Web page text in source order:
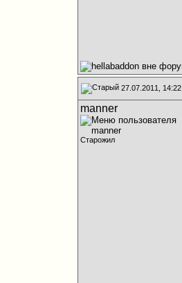
27.07.2011, 14:22
manner
Старожил